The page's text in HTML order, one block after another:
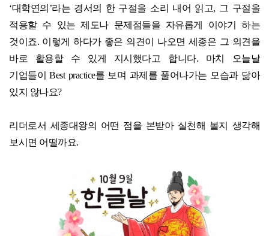
‘대학연의’라는 경서의 한 구절을 소리 내어 읽고, 그 구절을
적용할 수 있는 제도나 문제점들을 자유롭게 이야기 하는
것이죠. 이렇게 하다가 좋은 의견이 나오면 세종은 그 의견을
바로 활용할 수 있게 지시했다고 합니다. 마치 오늘날
기업들이Best practice를 보며 과제를 풀어나가는 모습과 닮아
있지 않나요?
리더로서 세종대왕의 어떤 점을 본받아 실천해 볼지 생각해
보시면 어떨까요.